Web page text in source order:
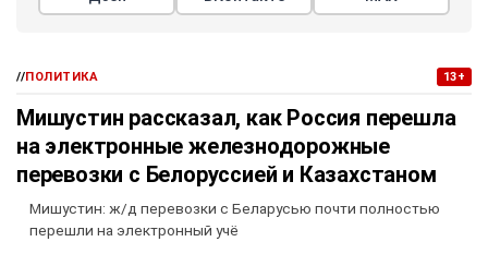
//ПОЛИТИКА 13+
Мишустин рассказал, как Россия перешла
на электронные железнодорожные
перевозки с Белоруссией и Казахстаном
Мишустин: ж/д перевозки с Беларусью почти полностью
перешли на электронный учё